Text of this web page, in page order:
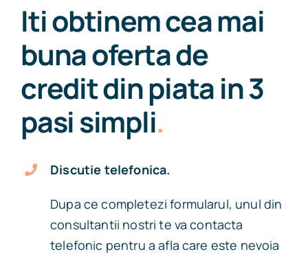
Iti obtinem cea mai
buna oferta de
credit din piata in 3
pasi simpli.
Discutie telefonica.
Dupa ce completezi formularul, unul din
consultantii nostri te va contacta
telefonic pentru a afla care este nevoia